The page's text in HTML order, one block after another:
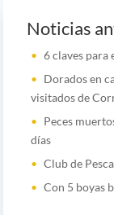
Noticias
6 claves para
Dorados en
visitados de
Peces
días
Club de
Con 5 boyas